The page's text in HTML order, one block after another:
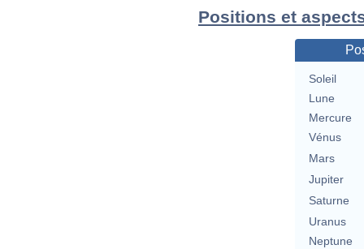
Positions et
Soleil
Lune
Mercure
Vénus
Mars
Jupiter
Saturne
Uranus
Neptune